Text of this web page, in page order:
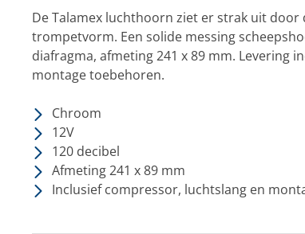
De Talamex luchthoorn ziet er strak uit
trompetvorm. Een solide messing
diafragma, afmeting 241 x 89 mm. Levering
montage toebehoren.
Chroom
12V
120 decibel
Afmeting 241 x 89 mm
Inclusief compressor, luchtslang en